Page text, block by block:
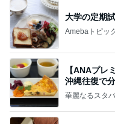
大学の定期
Amebaトピッ
【ANAプレ
沖縄往復で
華麗なるスタ